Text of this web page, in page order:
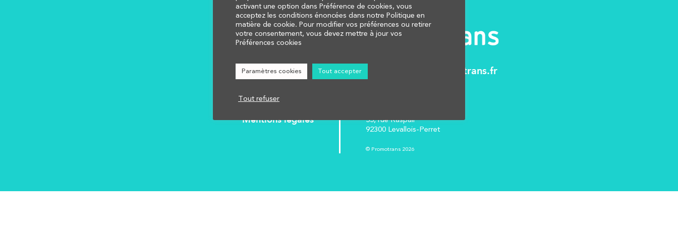
COMPRENDRE
CALCULER
AFFECTER
Réglementation
Mentions légales
www.campus-promotrans.fr
www.promotrans.fr
55, rue Raspail
92300 Levallois-Perret
© Promotrans 2026
activant une option dans Préférence de cookies, vous
acceptez les conditions énoncées dans notre Politique en
matière de cookie. Pour modifier vos préférences ou retirer
votre consentement, vous devez mettre à jour vos
Préférences cookies
Paramètres cookies Tout accepter
Tout refuser